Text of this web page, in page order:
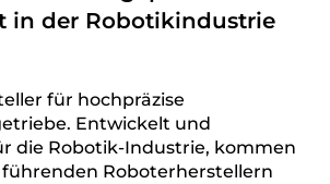
in der Robotikindustrie
für hochpräzise
Entwickelt und
die Robotik-Industrie, kommen
Roboterherstellern